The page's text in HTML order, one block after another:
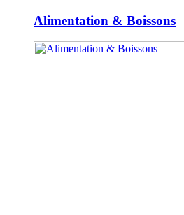
Alimentation & Boissons